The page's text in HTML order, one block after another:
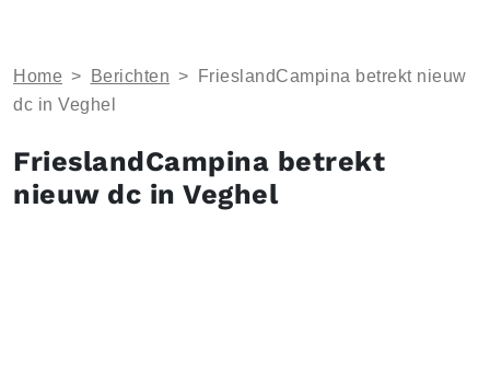
Home > Berichten >
FrieslandCampina betrekt nieuw
dc in Veghel
FrieslandCampina betrekt
nieuw dc in Veghel